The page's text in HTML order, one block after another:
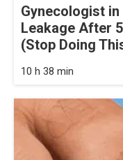
Gynecologist
Leakage After
(Stop Doing
10 h 38 min